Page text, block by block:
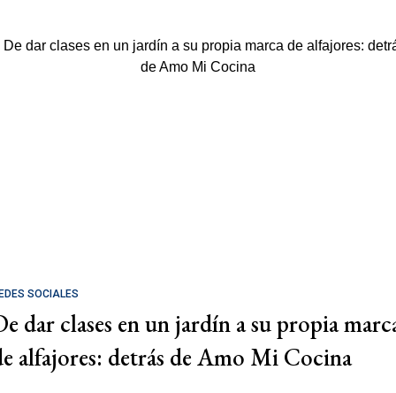
SOCIALES
dar clases en un jardín a su propia
alfajores: detrás de Amo Mi Cocina